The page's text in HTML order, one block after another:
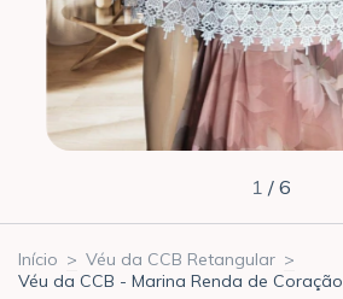
1 / 6
Início > Véu da CCB Retangular >
Véu da CCB - Marina Renda de Coração